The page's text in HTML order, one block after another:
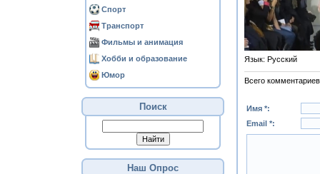
Спорт
Транспорт
Фильмы и анимация
Хобби и образование
Юмор
Поиск
Наш Опрос
Язык: Русский
Всего комментариев
Имя *:
Email *: